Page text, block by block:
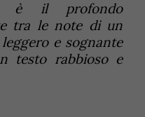
è il profondo
tra le note di un
e sognante
testo rabbioso e